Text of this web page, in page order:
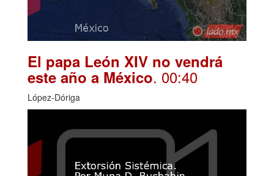
El papa León XIV no vendrá
este año a México. 00:40
López-Dóriga